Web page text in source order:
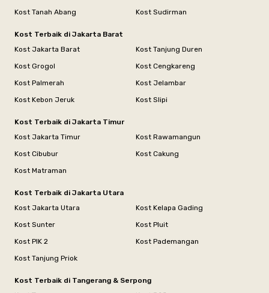
Kost Tanah Abang Kost Sudirman
Kost Terbaik di Jakarta Barat
Kost Jakarta Barat
Kost Tanjung Duren
Kost Grogol
Kost Cengkareng
Kost Palmerah
Kost Jelambar
Kost Kebon Jeruk
Kost Slipi
Kost Terbaik di Jakarta Timur
Kost Jakarta Timur
Kost Rawamangun
Kost Cibubur
Kost Cakung
Kost Matraman
Kost Terbaik di Jakarta Utara
Kost Jakarta Utara
Kost Kelapa Gading
Kost Sunter
Kost Pluit
Kost PIK 2
Kost Pademangan
Kost Tanjung Priok
Kost Terbaik di Tangerang & Serpong